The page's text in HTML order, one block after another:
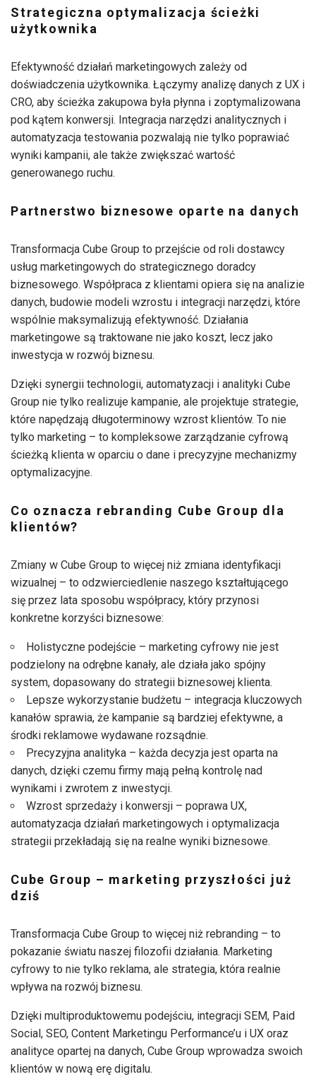
Strategiczna optymalizacja ścieżki
użytkownika
Efektywność działań marketingowych zależy od
doświadczenia użytkownika. Łączymy analizę danych z UX i
CRO, aby ścieżka zakupowa była płynna i zoptymalizowana
pod kątem konwersji. Integracja narzędzi analitycznych i
automatyzacja testowania pozwalają nie tylko poprawiać
wyniki kampanii, ale także zwiększać wartość
generowanego ruchu.
Partnerstwo biznesowe oparte na danych
Transformacja Cube Group to przejście od roli dostawcy
usług marketingowych do strategicznego doradcy
biznesowego. Współpraca z klientami opiera się na analizie
danych, budowie modeli wzrostu i integracji narzędzi, które
wspólnie maksymalizują efektywność. Działania
marketingowe są traktowane nie jako koszt, lecz jako
inwestycja w rozwój biznesu.
Dzięki synergii technologii, automatyzacji i analityki Cube
Group nie tylko realizuje kampanie, ale projektuje strategie,
które napędzają długoterminowy wzrost klientów. To nie
tylko marketing – to kompleksowe zarządzanie cyfrową
ścieżką klienta w oparciu o dane i precyzyjne mechanizmy
optymalizacyjne.
Co oznacza rebranding Cube Group dla
klientów?
Zmiany w Cube Group to więcej niż zmiana identyfikacji
wizualnej – to odzwierciedlenie naszego kształtującego
się przez lata sposobu współpracy, który przynosi
konkretne korzyści biznesowe:
Holistyczne podejście – marketing cyfrowy nie jest
podzielony na odrębne kanały, ale działa jako spójny
system, dopasowany do strategii biznesowej klienta.
Lepsze wykorzystanie budżetu – integracja kluczowych
kanałów sprawia, że kampanie są bardziej efektywne, a
środki reklamowe wydawane rozsądnie.
Precyzyjna analityka – każda decyzja jest oparta na
danych, dzięki czemu firmy mają pełną kontrolę nad
wynikami i zwrotem z inwestycji.
Wzrost sprzedaży i konwersji – poprawa UX,
automatyzacja działań marketingowych i optymalizacja
strategii przekładają się na realne wyniki biznesowe.
Cube Group – marketing przyszłości już
dziś
Transformacja Cube Group to więcej niż rebranding – to
pokazanie światu naszej filozofii działania. Marketing
cyfrowy to nie tylko reklama, ale strategia, która realnie
wpływa na rozwój biznesu.
Dzięki multiproduktowemu podejściu, integracji SEM, Paid
Social, SEO, Content Marketingu Performance’u i UX oraz
analityce opartej na danych, Cube Group wprowadza swoich
klientów w nową erę digitalu.